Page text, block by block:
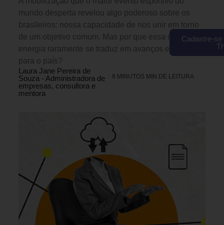
mundo desperta revelou algo poderoso sobre os
brasileiros: nossa capacidade de nos unir em torno
de um objetivo comum. Mas por que essa mesma
energia raramente se traduz em avanços estruturais
para o país?
Laura Jane Pereira de
Souza - Administradora de
empresas, consultora e
mentora
8 MINUTOS MIN DE LEITURA
Cadastre-